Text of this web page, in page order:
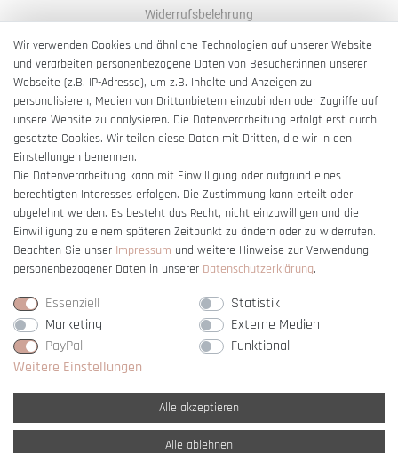
Widerrufsbelehrung
AGB
Impressum
Barrierefreiheitserklärung
Vertrag widerrufen
Wir verwenden Cookies und ähnliche Technologien auf unserer Website
und verarbeiten personenbezogene Daten von Besucher:innen unserer
Webseite (z.B. IP-Adresse), um z.B. Inhalte und Anzeigen zu
personalisieren, Medien von Drittanbietern einzubinden oder Zugriffe auf
unsere Website zu analysieren. Die Datenverarbeitung erfolgt erst durch
gesetzte Cookies. Wir teilen diese Daten mit Dritten, die wir in den
Einstellungen benennen.
Die Datenverarbeitung kann mit Einwilligung oder aufgrund eines
berechtigten Interesses erfolgen. Die Zustimmung kann erteilt oder
abgelehnt werden. Es besteht das Recht, nicht einzuwilligen und die
Einwilligung zu einem späteren Zeitpunkt zu ändern oder zu widerrufen.
Beachten Sie unser Impressum und weitere Hinweise zur Verwendung
personenbezogener Daten in unserer Daten­schutz­erklärung.
Essenziell
Statistik
Marketing
Externe Medien
PayPal
Funktional
Weitere Einstellungen
Alle akzeptieren
Alle ablehnen